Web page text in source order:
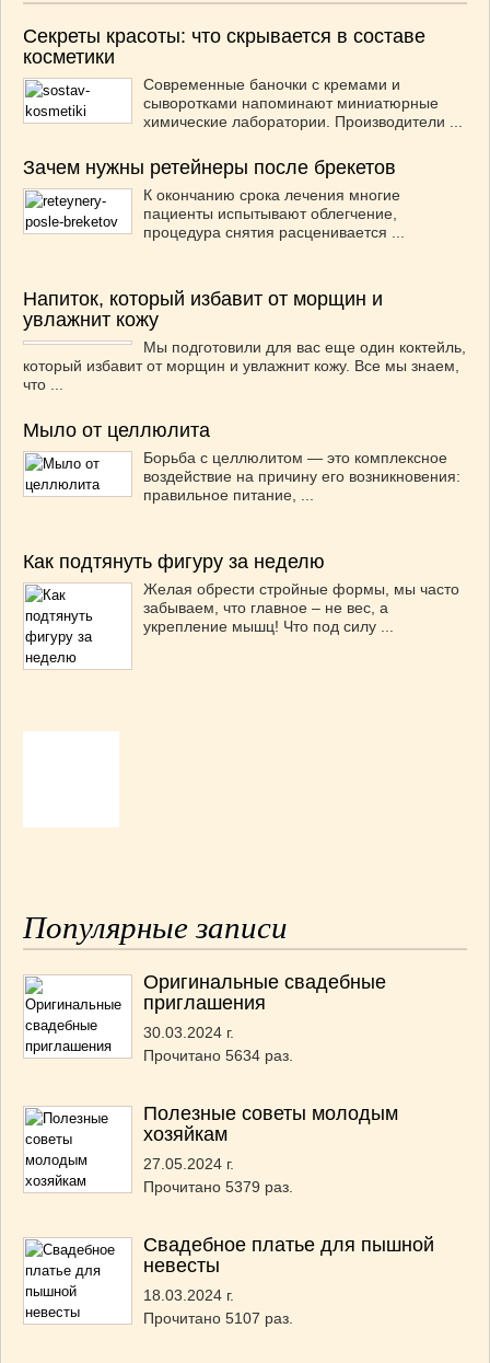
Секреты красоты: что скрывается в составе
косметики
Современные баночки с кремами и
сыворотками напоминают миниатюрные
химические лаборатории. Производители ...
Зачем нужны ретейнеры после брекетов
К окончанию срока лечения многие
пациенты испытывают облегчение,
процедура снятия расценивается ...
Напиток, который избавит от морщин и
увлажнит кожу
Мы подготовили для вас еще один коктейль,
который избавит от морщин и увлажнит кожу. Все мы знаем,
что ...
Мыло от целлюлита
Борьба с целлюлитом — это комплексное
воздействие на причину его возникновения:
правильное питание, ...
Как подтянуть фигуру за неделю
Желая обрести стройные формы, мы часто
забываем, что главное – не вес, а
укрепление мышц! Что под силу ...
Популярные записи
Оригинальные свадебные
приглашения
30.03.2024 г.
Прочитано 5634 раз.
Полезные советы молодым
хозяйкам
27.05.2024 г.
Прочитано 5379 раз.
Свадебное платье для пышной
невесты
18.03.2024 г.
Прочитано 5107 раз.